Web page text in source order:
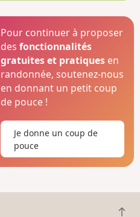
Pour continuer à proposer
desfonctionnalités
gratuites et pratiques en
randonnée, soutenez-nous
en donnant un petit coup
de pouce !
Je donne un coup de
pouce